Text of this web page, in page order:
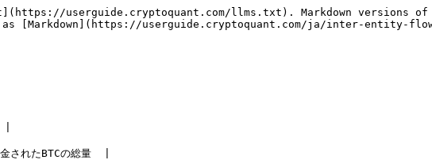
userguide.cryptoquant.com/llms.txt). Markdown versions of
[Markdown](https://userguide.cryptoquant.com/ja/inter-entity-
されたBTCの総量  |